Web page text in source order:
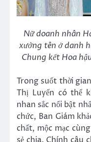
Nữ doanh nhân
xướng tên ở danh
Chung kết Hoa
Trong suốt thời
Thị Luyến có thể
nhan sắc nổi bật
chức, Ban Giám
chất, mộc mạc